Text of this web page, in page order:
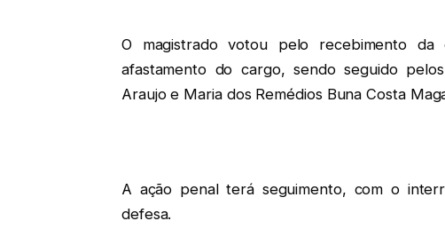
O magistrado votou pelo recebimento
afastamento do cargo, sendo seguido
Araujo e Maria dos Remédios Buna Costa
A ação penal terá seguimento, com o
defesa.